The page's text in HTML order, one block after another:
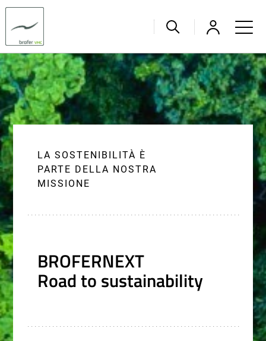
LA SOSTENIBILITÀ È
PARTE DELLA NOSTRA
MISSIONE
BROFERNEXT
Road to sustainability